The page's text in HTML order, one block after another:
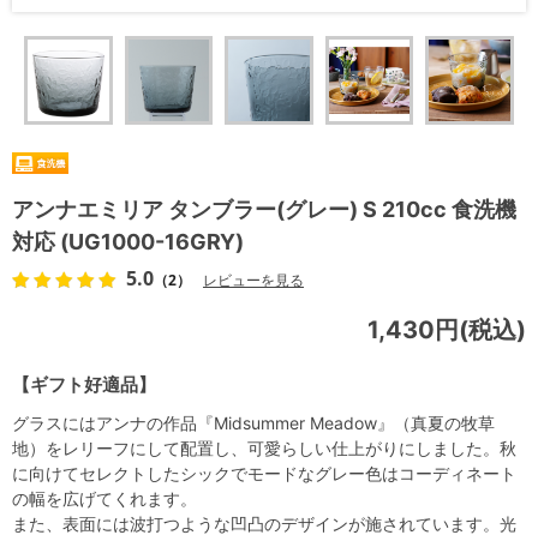
アンナエミリア タンブラー(グレー) S 210cc 食洗機
対応 (UG1000-16GRY)
5.0 （2） レビューを見る
【ギフト好適品】
1,430円(税込)
グラスにはアンナの作品『Midsummer Meadow』（真夏の牧草
地）をレリーフにして配置し、可愛らしい仕上がりにしました。秋
に向けてセレクトしたシックでモードなグレー色はコーディネート
の幅を広げてくれます。
また、表面には波打つような凹凸のデザインが施されています。光